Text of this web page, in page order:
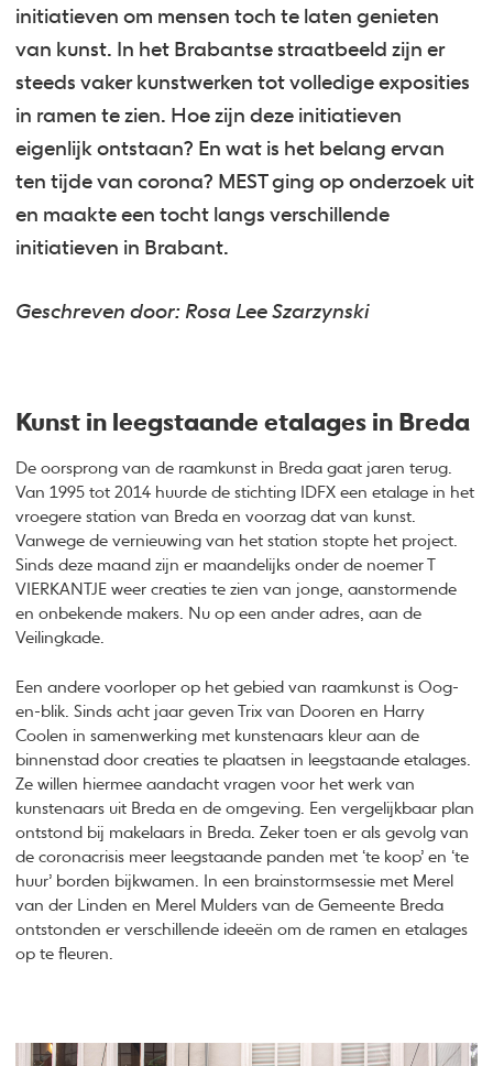
initiatieven om mensen toch te laten genieten
van kunst. In het Brabantse straatbeeld zijn er
steeds vaker kunstwerken tot volledige exposities
in ramen te zien. Hoe zijn deze initiatieven
eigenlijk ontstaan? En wat is het belang ervan
ten tijde van corona? MEST ging op onderzoek uit
en maakte een tocht langs verschillende
initiatieven in Brabant.
Geschreven door: Rosa Lee Szarzynski
Kunst in leegstaande etalages in Breda
De oorsprong van de raamkunst in Breda gaat jaren terug.
Van 1995 tot 2014 huurde de stichting IDFX een etalage in het
vroegere station van Breda en voorzag dat van kunst.
Vanwege de vernieuwing van het station stopte het project.
Sinds deze maand zijn er maandelijks onder de noemer T
VIERKANTJE weer creaties te zien van jonge, aanstormende
en onbekende makers. Nu op een ander adres, aan de
Veilingkade.
Een andere voorloper op het gebied van raamkunst is Oog-
en-blik. Sinds acht jaar geven Trix van Dooren en Harry
Coolen in samenwerking met kunstenaars kleur aan de
binnenstad door creaties te plaatsen in leegstaande etalages.
Ze willen hiermee aandacht vragen voor het werk van
kunstenaars uit Breda en de omgeving. Een vergelijkbaar plan
ontstond bij makelaars in Breda. Zeker toen er als gevolg van
de coronacrisis meer leegstaande panden met ‘te koop’ en ‘te
huur’ borden bijkwamen. In een brainstormsessie met Merel
van der Linden en Merel Mulders van de Gemeente Breda
ontstonden er verschillende ideeën om de ramen en etalages
op te fleuren.